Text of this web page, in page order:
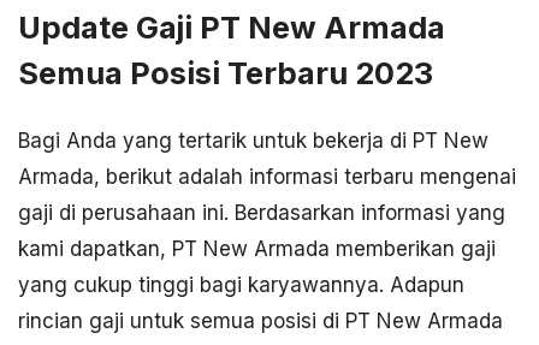
Update Gaji PT New Armada
Semua Posisi Terbaru 2023
Bagi Anda yang tertarik untuk bekerja di PT New
Armada, berikut adalah informasi terbaru mengenai
gaji di perusahaan ini. Berdasarkan informasi yang
kami dapatkan, PT New Armada memberikan gaji
yang cukup tinggi bagi karyawannya. Adapun
rincian gaji untuk semua posisi di PT New Armada